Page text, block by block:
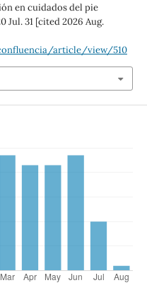
en cuidados del pie
Jul. 31 [cited 2026 Aug.
article/view/510